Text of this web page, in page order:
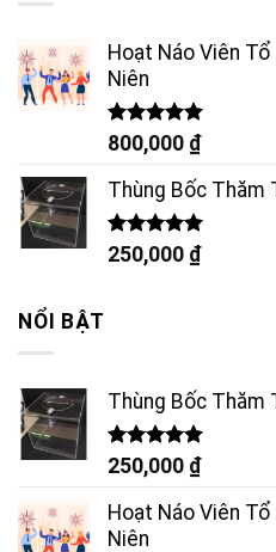
Hoạt Náo Viên
Niên
Được xếp
hạng
5 sao
800,000 ₫
Thùng Bốc Thăm
Được xếp
hạng
250,000 ₫
NỔI BẬT
Thùng Bốc Thăm
Được xếp
hạng
5 sao
250,000 ₫
Hoạt Náo Viên
Niên